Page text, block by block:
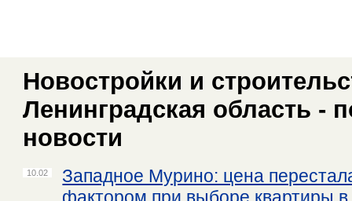
Новостройки и
Ленинградская область -
новости
10.02
Западное Мурино: цена
фактором при выборе квартиры в